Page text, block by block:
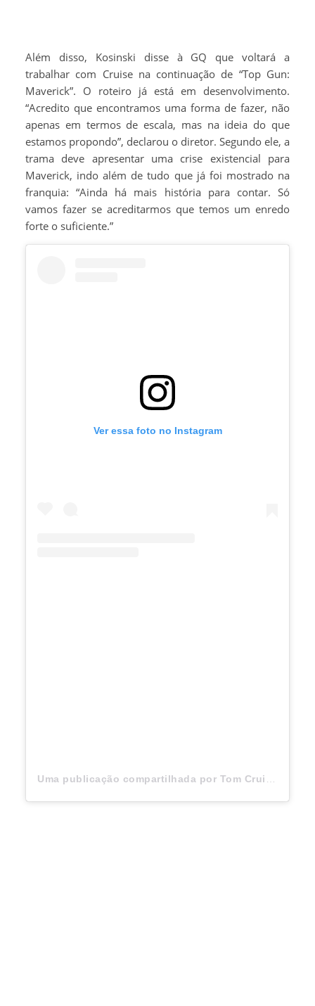
Além disso, Kosinski disse à GQ que voltará a
trabalhar com Cruise na continuação de “Top Gun:
Maverick”. O roteiro já está em desenvolvimento.
“Acredito que encontramos uma forma de fazer, não
apenas em termos de escala, mas na ideia do que
estamos propondo”, declarou o diretor. Segundo ele, a
trama deve apresentar uma crise existencial para
Maverick, indo além de tudo que já foi mostrado na
franquia: “Ainda há mais história para contar. Só
vamos fazer se acreditarmos que temos um enredo
forte o suficiente.”
Ver essa foto no Instagram
Uma publicação compartilhada por Tom Cruise (@tomcruise)